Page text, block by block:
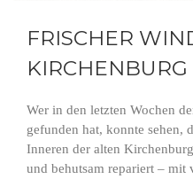
FRISCHER
Wer in den letzten Wochen
gefunden hat, konnte sehen,
Inneren der alten
und behutsam repariert –